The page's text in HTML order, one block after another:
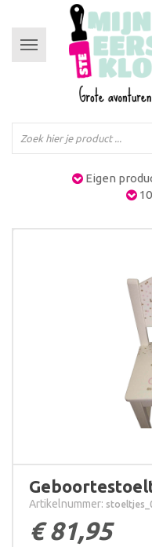
Toggle
navigation
Eigen
Artikelnummer:
€81,95